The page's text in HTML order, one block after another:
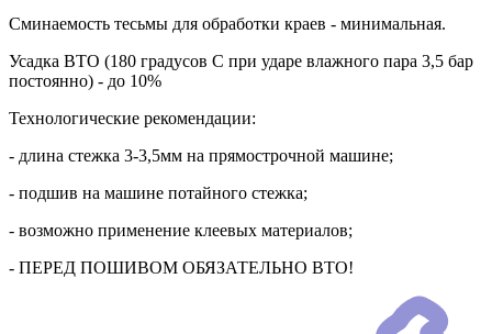
Сминаемость тесьмы для обработки краев - минимальная.
Усадка ВТО (180 градусов С при ударе влажного пара 3,5 бар
постоянно) - до 10%
Технологические рекомендации:
- длина стежка 3-3,5мм на прямострочной машине;
- подшив на машине потайного стежка;
- возможно применение клеевых материалов;
- ПЕРЕД ПОШИВОМ ОБЯЗАТЕЛЬНО ВТО!